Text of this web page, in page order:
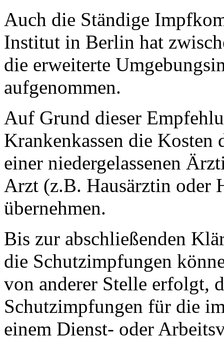
Auch die Ständige
Institut in Berlin hat
die erweiterte
aufgenommen.
Auf Grund dieser
Krankenkassen die
einer niedergelassenen
Arzt (z.B. Hausärztin oder
übernehmen.
Bis zur abschließenden
die Schutzimpfungen
von anderer Stelle erfolgt,
Schutzimpfungen für die
einem Dienst- oder